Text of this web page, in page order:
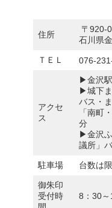
住所
〒920-
石川県
ＴＥＬ 076-
アクセ
ス
▶金沢
▶城下
バス・
「南町
分
▶金沢
議所」
駐車場 台数は
御朱印
受付時
8：30